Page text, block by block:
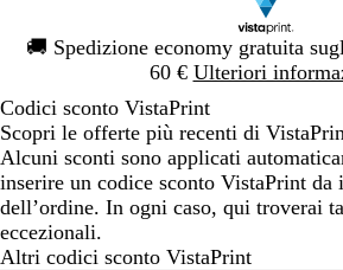
🚚 Spedizione economy gratuita
60 € Ulteriori
Diapositiva
1
Codici sconto VistaPrint
Scopri le offerte più recenti di
Alcuni sconti sono applicati
inserire un codice sconto VistaPrint da
dell’ordine. In ogni caso, qui troverai
eccezionali.
Altri codici sconto VistaPrint